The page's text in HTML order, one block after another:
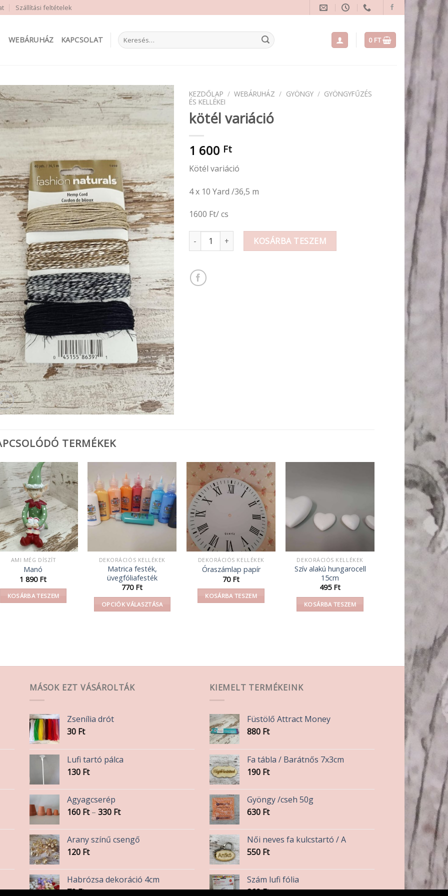
Szállítási feltételek
WEBÁRUHÁZ KAPCSOLAT
Keresés
a
0 FT
KEZDŐLAP / WEBÁRUHÁZ / GYÖNGY / GYÖNGYFŰZÉS
ÉS KELLÉKEI
kötél variáció
1 600 Ft
Kötél variáció
4 x 10 Yard /36,5 m
1600 Ft/ cs
kötél variáció mennyiségKOSÁRBA TESZEM
TERMÉKEK
AMI MÉG DÍSZÍT
Manó
1 890 Ft
KOSÁRBA TESZEM
DEKORÁCIÓS KELLÉKEK
Matrica festék,
üvegfóliafesték
770 Ft
OPCIÓK VÁLASZTÁSA
A
DEKORÁCIÓS KELLÉKEK
Óraszámlap papír
70 Ft
KOSÁRBA TESZEM
DEKORÁCIÓS KELLÉKEK
Szív alakú hungarocell
15cm
495 Ft
KOSÁRBA TESZEM
MÁSOK EZT VÁSÁROLTÁK
Zsenília drót
30 Ft
Lufi tartó pálca
130 Ft
Agyagcserép
160 Ft – 330 FtÁrtartomány:
-
330 Ft
Arany színű csengő
120 Ft
Habrózsa dekoráció 4cm
70Ft
KIEMELT TERMÉKEINK
Füstölő Attract Money
880 Ft
Fa tábla / Barátnős 7x3cm
190 Ft
Gyöngy /cseh 50g
630 Ft
Női neves fa kulcstartó / A
550 Ft
Szám lufi fólia
260Ft